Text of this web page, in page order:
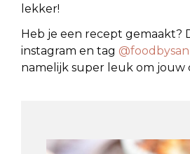
lekker!
Heb je een recept gemaakt?
instagram en tag
namelijk super leuk om jouw